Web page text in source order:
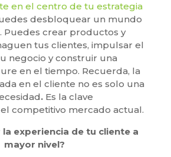
en el centro de tu estrategia
desbloquear un mundo
Puedes crear productos y
tus clientes, impulsar el
negocio y construir una
en el tiempo. Recuerda, la
en el cliente no es solo una
. Es la clave
competitivo mercado actual.
la experiencia de tu cliente a
mayor nivel?